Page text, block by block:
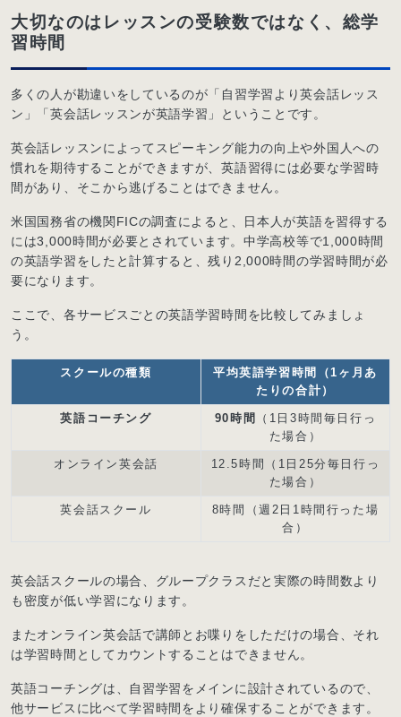
大切なのはレッスンの受験数ではなく、総学
習時間
多くの人が勘違いをしているのが「自習学習より英会話レッス
ン」「英会話レッスンが英語学習」ということです。
英会話レッスンによってスピーキング能力の向上や外国人への
慣れを期待することができますが、英語習得には必要な学習時
間があり、そこから逃げることはできません。
米国国務省の機関FICの調査によると、日本人が英語を習得する
には3,000時間が必要とされています。中学高校等で1,000時間
の英語学習をしたと計算すると、残り2,000時間の学習時間が必
要になります。
ここで、各サービスごとの英語学習時間を比較してみましょ
う。
スクールの種類
平均英語学習時間（1ヶ月あ
たりの合計）
英語コーチング 90時間
（1日3時間毎日行っ
た場合）
オンライン英会話
12.5時間（1日25分毎日行っ
た場合）
英会話スクール
8時間（週2日1時間行った場
合）
英会話スクールの場合、グループクラスだと実際の時間数より
も密度が低い学習になります。
またオンライン英会話で講師とお喋りをしただけの場合、それ
は学習時間としてカウントすることはできません。
英語コーチングは、自習学習をメインに設計されているので、
他サービスに比べて学習時間をより確保することができます。